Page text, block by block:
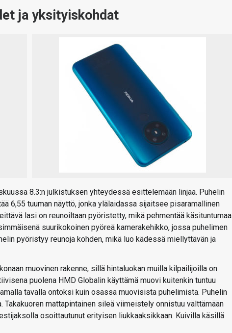
ja yksityiskohdat
8.3:n julkistuksen yhteydessä esittelemään linjaa. Puhelin
6,55 tuuman näyttö, jonka ylälaidassa sijaitsee pisaramallinen
lasi on reunoiltaan pyöristetty, mikä pehmentää käsituntumaa
suurikokoinen pyöreä kamerakehikko, jossa puhelimen
pyöristyy reunoja kohden, mikä luo kädessä miellyttävän ja
muovinen rakenne, sillä hintaluokan muilla kilpailijoilla on
puolena HMD Globalin käyttämä muovi kuitenkin tuntuu
tavalla ontoksi kuin osassa muovisista puhelimista. Puhelin
mattapintainen sileä viimeistely onnistuu välttämään
osoittautunut erityisen liukkaaksikkaan. Kuivilla käsillä